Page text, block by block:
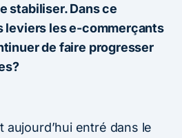
stabiliser. Dans ce
leviers les e-commerçants
de faire progresser
entré dans le